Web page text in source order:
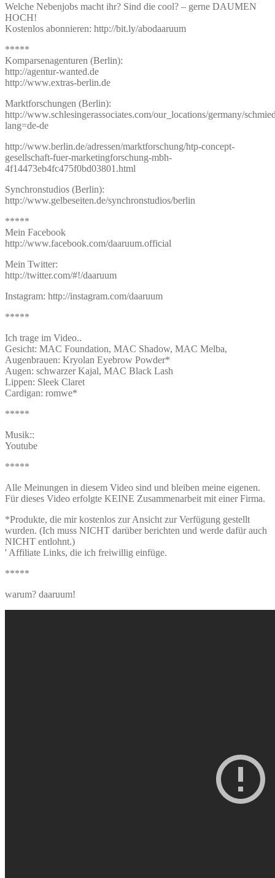
Welche Nebenjobs macht ihr? Sind die cool? – gerne DAUMEN
HOCH!
Kostenlos abonnieren: http://bit.ly/abodaaruum
*****
Komparsenagenturen (Berlin):
http://agentur-wanted.de
http://www.extras-berlin.de
Marktforschungen (Berlin):
http://www.schlesingerassociates.com/our_locations/germany/
lang=de-de
http://www.berlin.de/adressen/marktforschung/htp-concept-
gesellschaft-fuer-marketingforschung-mbh-
4f14473eb4fc475f0bd03801.html
Synchronstudios (Berlin):
http://www.gelbeseiten.de/synchronstudios/berlin
*****
Mein Facebook
http://www.facebook.com/daaruum.official
Mein Twitter:
http://twitter.com/#!/daaruum
Instagram: http://instagram.com/daaruum
*****
Ich trage im Video..
Gesicht: MAC Foundation, MAC Shadow, MAC Melba,
Augenbrauen: Kryolan Eyebrow Powder*
Augen: schwarzer Kajal, MAC Black Lash
Lippen: Sleek Claret
Cardigan: romwe*
*****
Musik::
Youtube
*****
Alle Meinungen in diesem Video sind und bleiben meine eigenen.
Für dieses Video erfolgte KEINE Zusammenarbeit mit einer Firma.
*Produkte, die mir kostenlos zur Ansicht zur Verfügung gestellt
wurden. (Ich muss NICHT darüber berichten und werde dafür auch
NICHT entlohnt.)
' Affiliate Links, die ich freiwillig einfüge.
*****
warum? daaruum!